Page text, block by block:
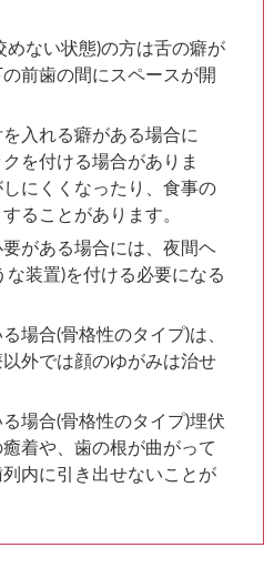
めない状態)の方は舌の癖が
前歯の間にスペースが開
を入れる癖がある場合に
を付ける場合がありま
にくくなったり、食事の
ることがあります。
がある場合には、夜間ヘ
な装置)を付ける必要になる
場合(骨格性のタイプ)は、
外では顔のゆがみは治せ
場合(骨格性のタイプ)埋伏
着や、歯の根が曲がって
内に引き出せないことが